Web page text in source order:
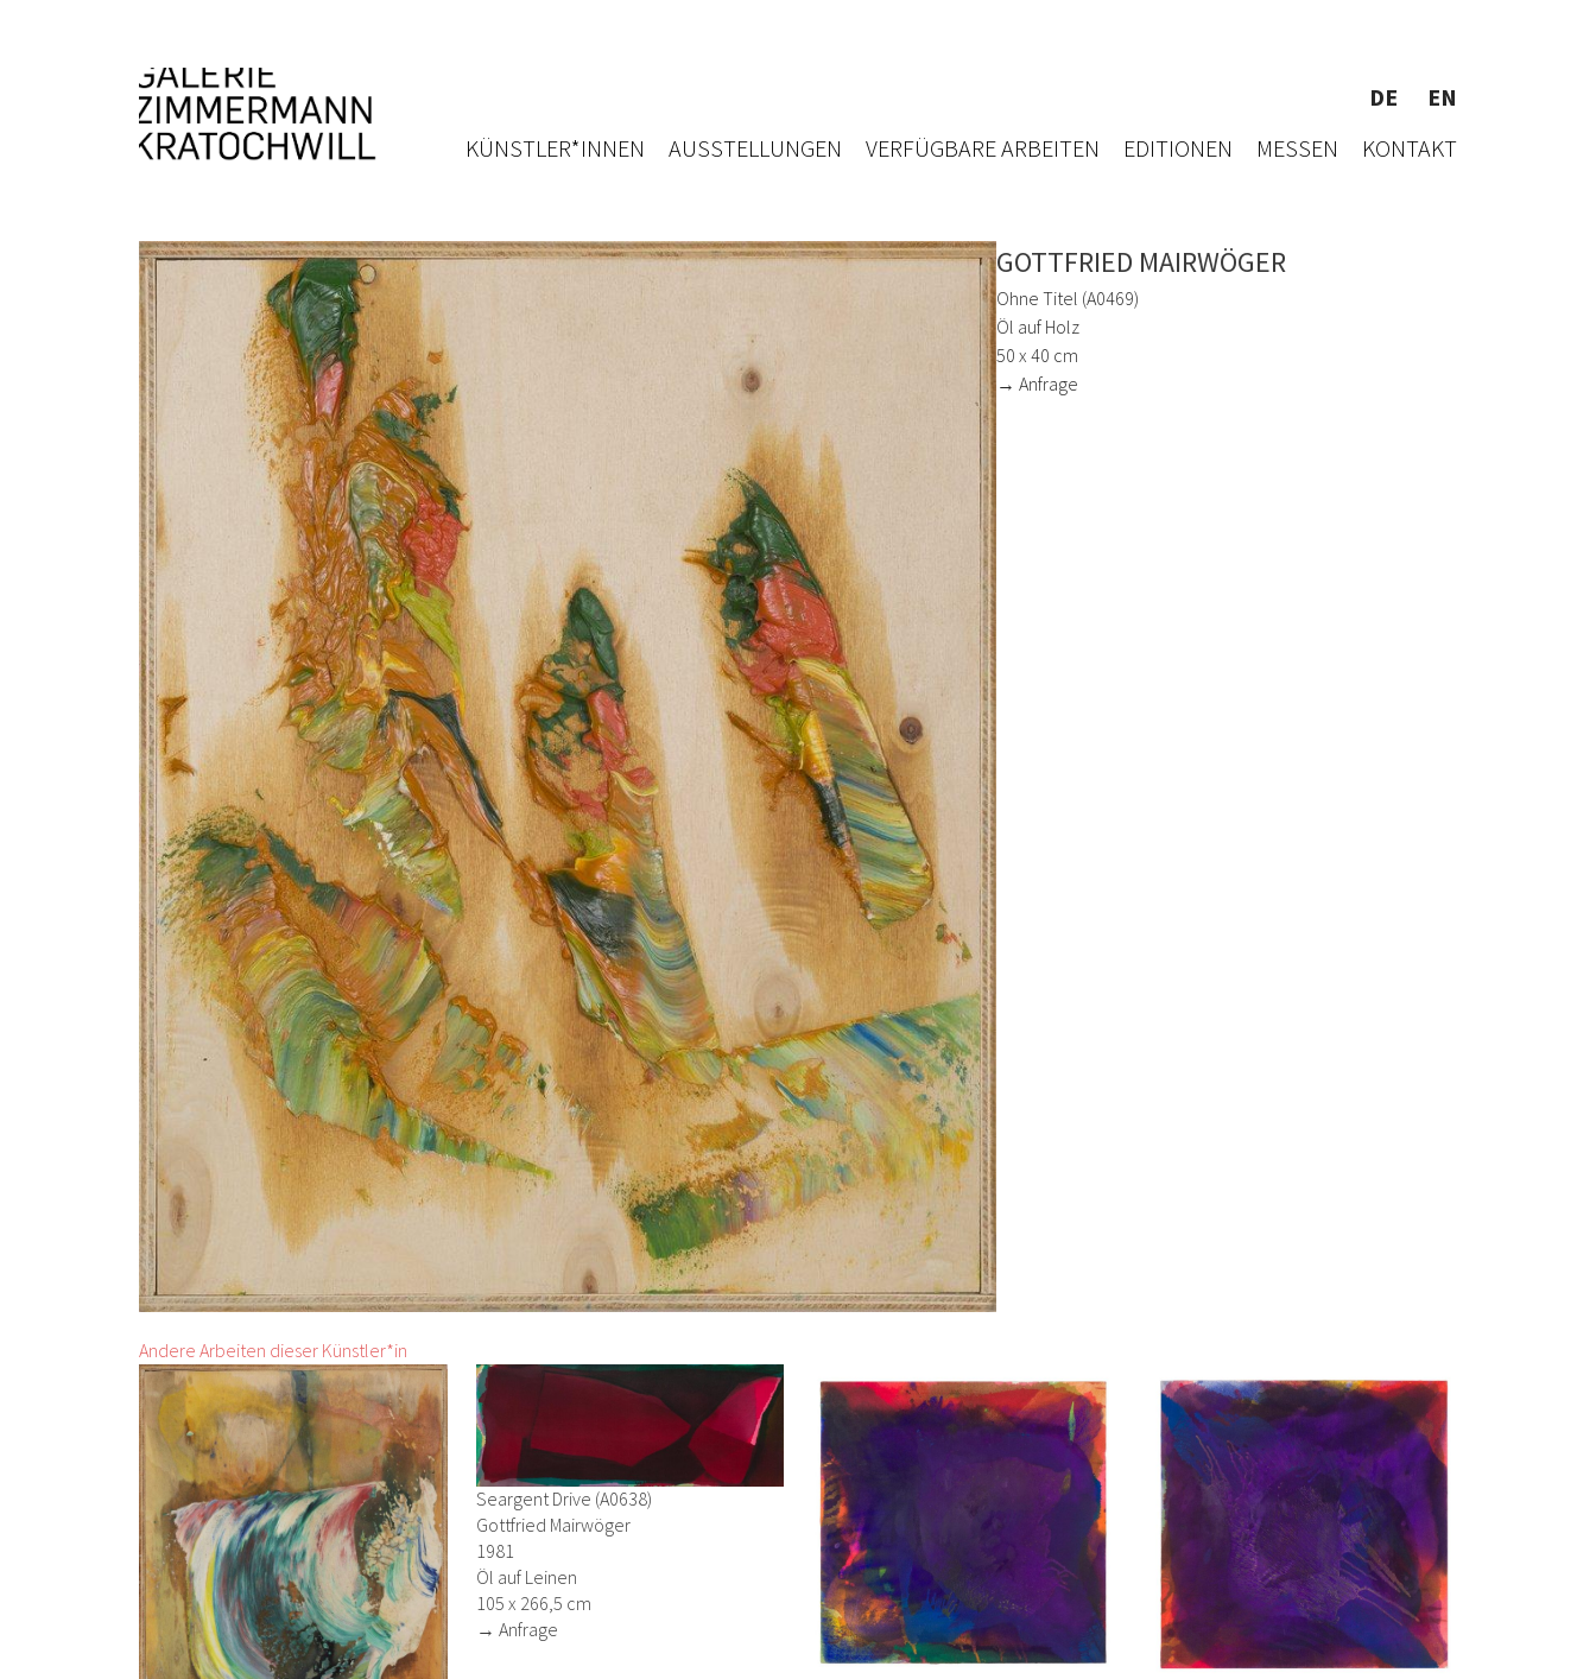
DE
EN
KÜNSTLER*INNEN
AUSSTELLUNGEN VERFÜGBARE ARBEITEN EDITIONEN MESSEN KONTAKT
GOTTFRIED MAIRWÖGER
Ohne Titel (A0469)
Öl auf Holz
50 x 40 cm
→ Anfrage
Andere Arbeiten dieser Künstler*in
Seargent Drive (A0638)
Gottfried Mairwöger
1981
Öl auf Leinen
105 x 266,5 cm
→ Anfrage